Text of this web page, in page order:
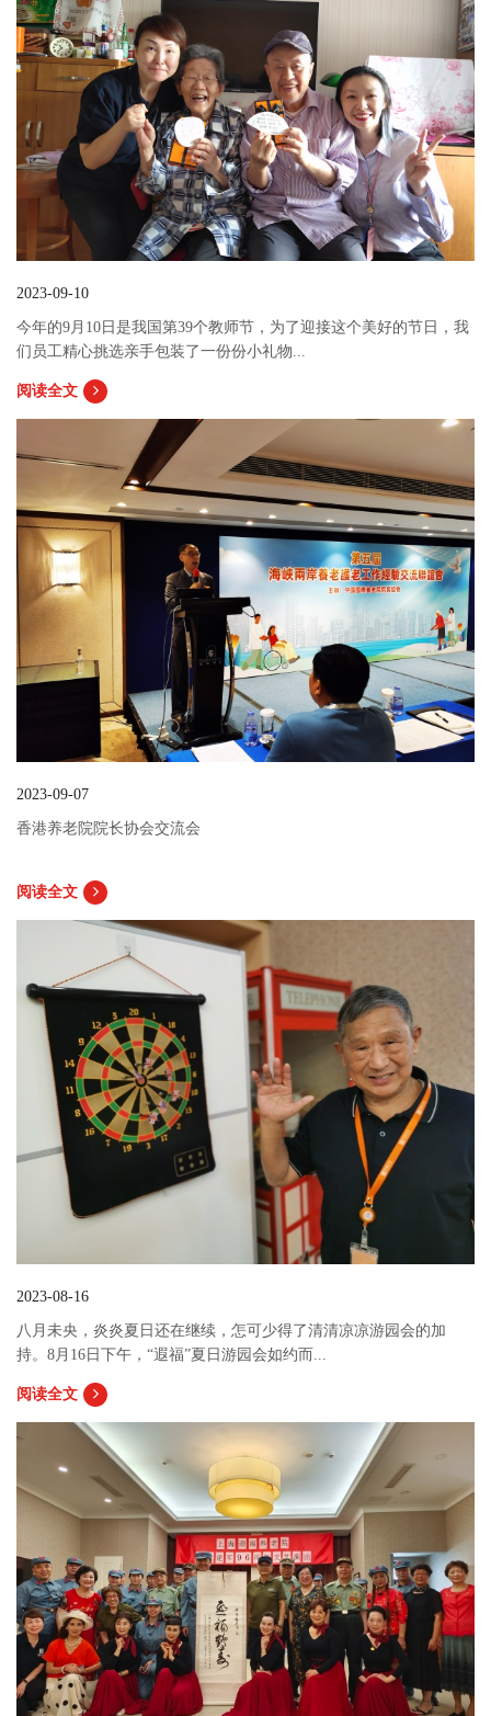
2023-09-10
今年的9月10日是我国第39个教师节，为了迎接这个美好的节日，我
们员工精心挑选亲手包装了一份份小礼物...
阅读全文
2023-09-07
香港养老院院长协会交流会
阅读全文
2023-08-16
八月未央，炎炎夏日还在继续，怎可少得了清清凉凉游园会的加
持。8月16日下午，“遐福”夏日游园会如约而...
阅读全文